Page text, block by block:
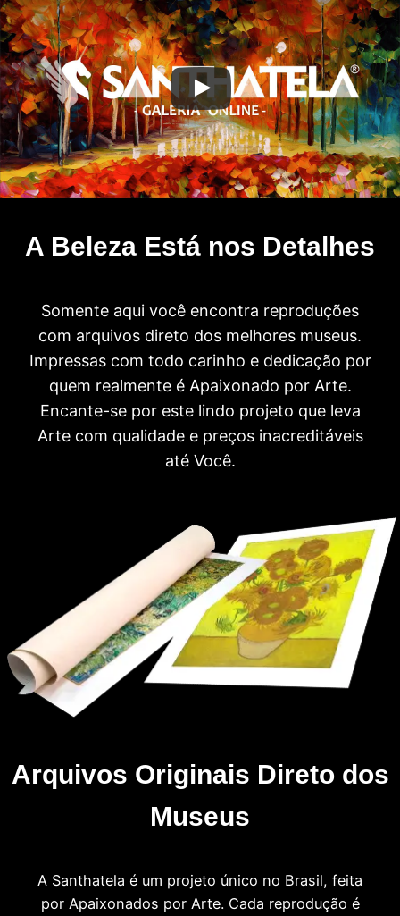
A Beleza Está nos Detalhes
Somente aqui você encontra reproduções
com arquivos direto dos melhores museus.
Impressas com todo carinho e dedicação por
quem realmente é Apaixonado por Arte.
Encante-se por este lindo projeto que leva
Arte com qualidade e preços inacreditáveis
até Você.
Arquivos Originais Direto dos
Museus
A Santhatela é um projeto único no Brasil, feita
por Apaixonados por Arte. Cada reprodução é